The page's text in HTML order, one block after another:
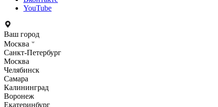
YouTube
Ваш город
Москва
Санкт-Петербург
Москва
Челябинск
Самара
Калининград
Воронеж
Екатеринбург